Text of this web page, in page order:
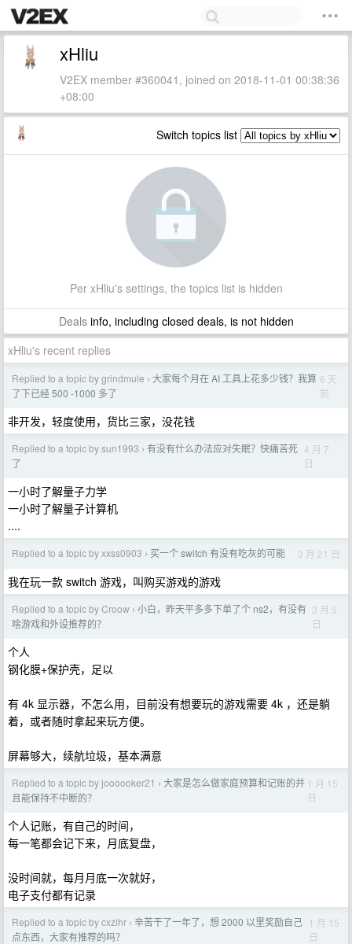
xHliu
V2EX member #360041, joined on 2018-11-01 00:38:36
+08:00
Switch topics list
Per xHliu's settings, the topics list is hidden
Dealsinfo, including closed deals, is not hidden
xHliu's recent replies
Replied to a topic by grindmule › 大家每个月在 AI 工具上花多少钱？我算
了下已经 500 -1000 多了
6 天
前
非开发，轻度使用，货比三家，没花钱
Replied to a topic by sun1993 › 有没有什么办法应对失眠？快痛苦死
了
4 月 7
日
一小时了解量子力学
一小时了解量子计算机
....
Replied to a topic by xxss0903 › 买一个 switch 有没有吃灰的可能 3 月 21 日
我在玩一款 switch 游戏，叫购买游戏的游戏
Replied to a topic by Croow › 小白，昨天平多多下单了个 ns2，有没有
啥游戏和外设推荐的？
3 月 5
日
个人
钢化膜+保护壳，足以
有 4k 显示器，不怎么用，目前没有想要玩的游戏需要 4k ，还是躺
着，或者随时拿起来玩方便。
屏幕够大，续航垃圾，基本满意
Replied to a topic by joooooker21 › 大家是怎么做家庭预算和记账的并
且能保持不中断的？
1 月 15
日
个人记账，有自己的时间，
每一笔都会记下来，月底复盘，
没时间就，每月月底一次就好，
电子支付都有记录
Replied to a topic by cxzlhr › 辛苦干了一年了，想 2000 以里奖励自己
点东西，大家有推荐的吗？
1 月 15
日